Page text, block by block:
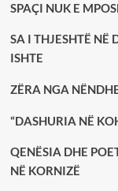
SPAÇI NUK E
SA I THJESHTË NË
ISHTE
ZËRA NGA
“DASHURIA NË
QENËSIA DHE
NË KORNIZË